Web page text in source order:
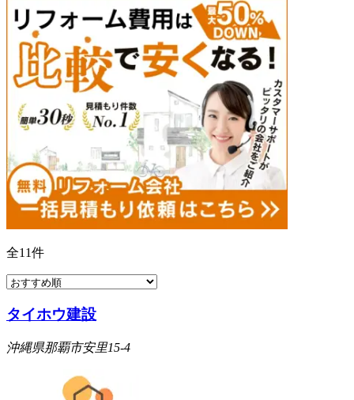
全11件
タイホウ建設
沖縄県那覇市安里15-4